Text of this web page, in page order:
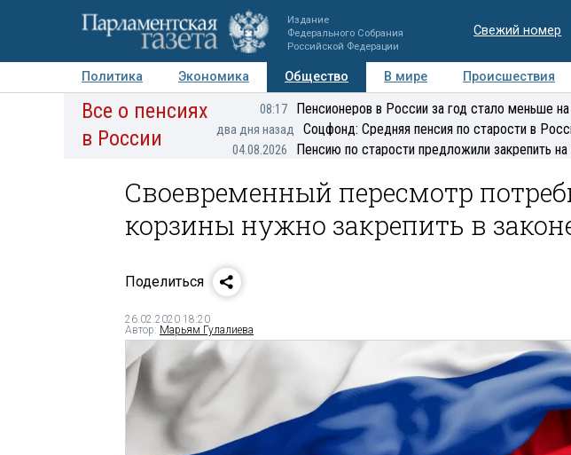
Издание
Федерального Собрания
Российской Федерации
Свежий номер
Политика Экономика Общество В мире Происшествия
Авторы Персоны Мнения Регионы Медиацентр
Все о пенсиях
в России
08:17 Пенсионеров в России за год стало меньше
два дня назад Соцфонд: Средняя пенсия по старости в
04.08.2026 Пенсию по старости предложили закрепить
Своевременный пересмотр
корзины нужно закрепить в
Поделиться
26.02.2020 18:20
Автор: Марьям Гулалиева